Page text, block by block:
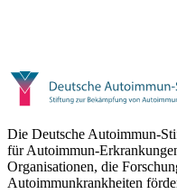
Die Deutsche Autoimmun-
für Autoimmun-
Organisationen, die
Autoimmunkrankheiten